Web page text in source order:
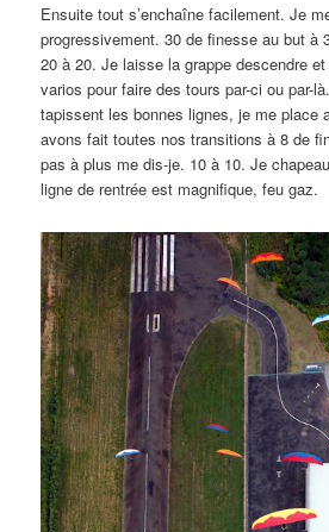
Ensuite tout s’enchaîne facilement. Je
progressivement. 30 de finesse au but à
20 à 20. Je laisse la grappe descendre
varios pour faire des tours par-ci ou par-
tapissent les bonnes lignes, je me place
avons fait toutes nos transitions à 8 de
pas à plus me dis-je. 10 à 10. Je
ligne de rentrée est magnifique, feu gaz.